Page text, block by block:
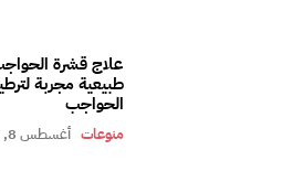
طبيعية مجربة
الحواجب
منوعات أغسطس 8, 2026